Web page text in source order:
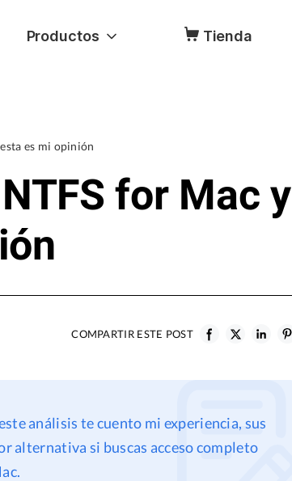
Productos Tienda
es mi opinión
for Mac y
COMPARTIR ESTE POST
análisis te cuento mi experiencia, sus
alternativa si buscas acceso completo